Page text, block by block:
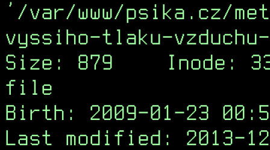
'/var/www/psika.cz/
vyssiho-tlaku-
Size: 879
Inode:
file
Birth: 2009-01-23
Last modified: 2013-